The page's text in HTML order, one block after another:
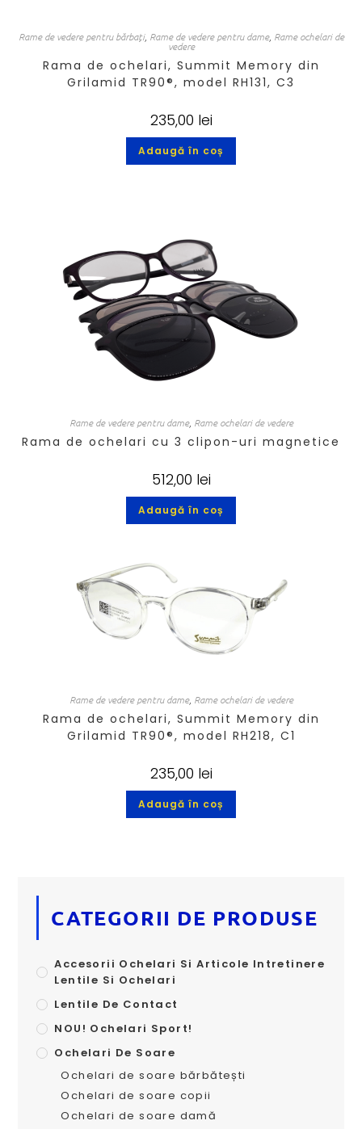
Rame de vedere pentru bărbați, Rame de vedere pentru dame, Rame ochelari de
vedere
Rama de ochelari, Summit Memory din
Grilamid TR90®, model RH131, C3
235,00 lei
Adaugă în coș
Rame de vedere pentru dame, Rame ochelari de vedere
Rama de ochelari cu 3 clipon-uri magnetice
512,00 lei
Adaugă în coș
Rame de vedere pentru dame, Rame ochelari de vedere
Rama de ochelari, Summit Memory din
Grilamid TR90®, model RH218, C1
235,00 lei
Adaugă în coș
CATEGORII DE PRODUSE
Accesorii Ochelari Si Articole Intretinere
Lentile Si Ochelari
Lentile De Contact
NOU! Ochelari Sport!
Ochelari De Soare
Ochelari de soare bărbătești
Ochelari de soare copii
Ochelari de soare damă